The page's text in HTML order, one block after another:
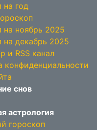
на год
на ноябрь 2025
на декабрь 2025
и RSS канал
конфиденциальности
снов
астрология
гороскоп